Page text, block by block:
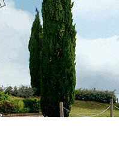
para este jueves en La